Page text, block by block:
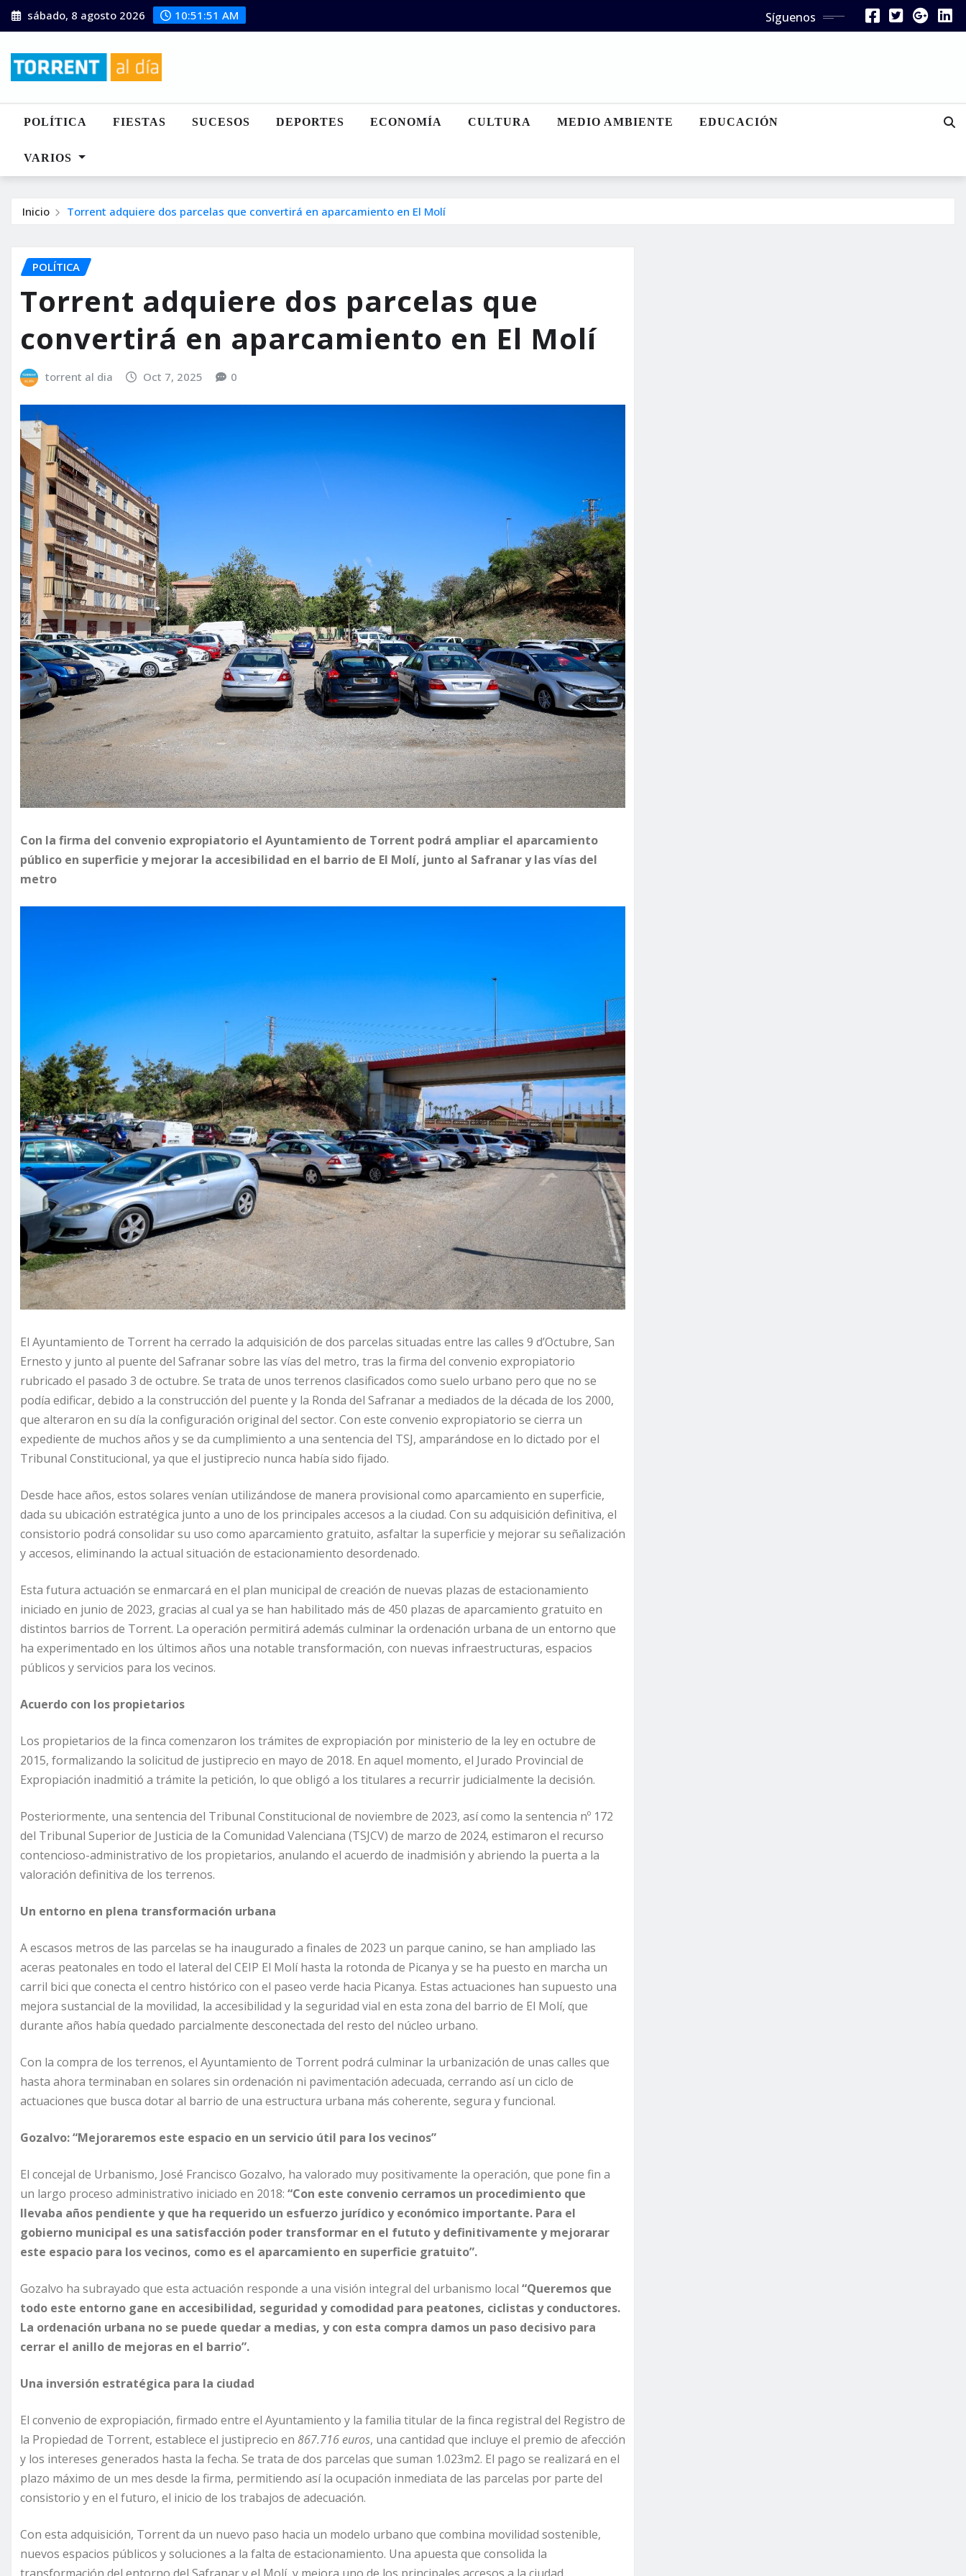
Saltar
al
sábado, 8 agosto 2026 10:51:52 AM Síguenos
POLÍTICA FIESTAS SUCESOS DEPORTES ECONOMÍA CULTURA MEDIO AMBIENTE EDUCACIÓN
VARIOS
Inicio Torrent adquiere dos parcelas que convertirá en aparcamiento en El Molí
POLÍTICA
Torrent adquiere dos parcelas que
convertirá en aparcamiento en El Molí
torrent al dia Oct 7, 2025 0
Con la firma del convenio expropiatorio el Ayuntamiento de Torrent podrá ampliar el aparcamiento
público en superficie y mejorar la accesibilidad en el barrio de El Molí, junto al Safranar y las vías del
metro
El Ayuntamiento de Torrent ha cerrado la adquisición de dos parcelas situadas entre las calles 9 d’Octubre, San
Ernesto y junto al puente del Safranar sobre las vías del metro, tras la firma del convenio expropiatorio
rubricado el pasado 3 de octubre. Se trata de unos terrenos clasificados como suelo urbano pero que no se
podía edificar, debido a la construcción del puente y la Ronda del Safranar a mediados de la década de los 2000,
que alteraron en su día la configuración original del sector. Con este convenio expropiatorio se cierra un
expediente de muchos años y se da cumplimiento a una sentencia del TSJ, amparándose en lo dictado por el
Tribunal Constitucional, ya que el justiprecio nunca había sido fijado.
Desde hace años, estos solares venían utilizándose de manera provisional como aparcamiento en superficie,
dada su ubicación estratégica junto a uno de los principales accesos a la ciudad. Con su adquisición definitiva, el
consistorio podrá consolidar su uso como aparcamiento gratuito, asfaltar la superficie y mejorar su señalización
y accesos, eliminando la actual situación de estacionamiento desordenado.
Esta futura actuación se enmarcará en el plan municipal de creación de nuevas plazas de estacionamiento
iniciado en junio de 2023, gracias al cual ya se han habilitado más de 450 plazas de aparcamiento gratuito en
distintos barrios de Torrent. La operación permitirá además culminar la ordenación urbana de un entorno que
ha experimentado en los últimos años una notable transformación, con nuevas infraestructuras, espacios
públicos y servicios para los vecinos.
Acuerdo con los propietarios
Los propietarios de la finca comenzaron los trámites de expropiación por ministerio de la ley en octubre de
2015, formalizando la solicitud de justiprecio en mayo de 2018. En aquel momento, el Jurado Provincial de
Expropiación inadmitió a trámite la petición, lo que obligó a los titulares a recurrir judicialmente la decisión.
Posteriormente, una sentencia del Tribunal Constitucional de noviembre de 2023, así como la sentencia nº 172
del Tribunal Superior de Justicia de la Comunidad Valenciana (TSJCV) de marzo de 2024, estimaron el recurso
contencioso-administrativo de los propietarios, anulando el acuerdo de inadmisión y abriendo la puerta a la
valoración definitiva de los terrenos.
Un entorno en plena transformación urbana
A escasos metros de las parcelas se ha inaugurado a finales de 2023 un parque canino, se han ampliado las
aceras peatonales en todo el lateral del CEIP El Molí hasta la rotonda de Picanya y se ha puesto en marcha un
carril bici que conecta el centro histórico con el paseo verde hacia Picanya. Estas actuaciones han supuesto una
mejora sustancial de la movilidad, la accesibilidad y la seguridad vial en esta zona del barrio de El Molí, que
durante años había quedado parcialmente desconectada del resto del núcleo urbano.
Con la compra de los terrenos, el Ayuntamiento de Torrent podrá culminar la urbanización de unas calles que
hasta ahora terminaban en solares sin ordenación ni pavimentación adecuada, cerrando así un ciclo de
actuaciones que busca dotar al barrio de una estructura urbana más coherente, segura y funcional.
Gozalvo: “Mejoraremos este espacio en un servicio útil para los vecinos”
El concejal de Urbanismo, José Francisco Gozalvo, ha valorado muy positivamente la operación, que pone fin a
un largo proceso administrativo iniciado en 2018: “Con este convenio cerramos un procedimiento que
llevaba años pendiente y que ha requerido un esfuerzo jurídico y económico importante. Para el
gobierno municipal es una satisfacción poder transformar en el fututo y definitivamente y mejorarar
este espacio para los vecinos, como es el aparcamiento en superficie gratuito”.
Gozalvo ha subrayado que esta actuación responde a una visión integral del urbanismo local “Queremos que
todo este entorno gane en accesibilidad, seguridad y comodidad para peatones, ciclistas y conductores.
La ordenación urbana no se puede quedar a medias, y con esta compra damos un paso decisivo para
cerrar el anillo de mejoras en el barrio”.
Una inversión estratégica para la ciudad
El convenio de expropiación, firmado entre el Ayuntamiento y la familia titular de la finca registral del Registro de
la Propiedad de Torrent, establece el justiprecio en 867.716 euros, una cantidad que incluye el premio de afección
y los intereses generados hasta la fecha. Se trata de dos parcelas que suman 1.023m2. El pago se realizará en el
plazo máximo de un mes desde la firma, permitiendo así la ocupación inmediata de las parcelas por parte del
consistorio y en el futuro, el inicio de los trabajos de adecuación.
Con esta adquisición, Torrent da un nuevo paso hacia un modelo urbano que combina movilidad sostenible,
nuevos espacios públicos y soluciones a la falta de estacionamiento. Una apuesta que consolida la